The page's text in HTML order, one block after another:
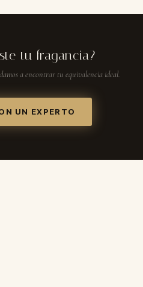
tu fragancia?
a encontrar tu equivalencia ideal.
UN EXPERTO